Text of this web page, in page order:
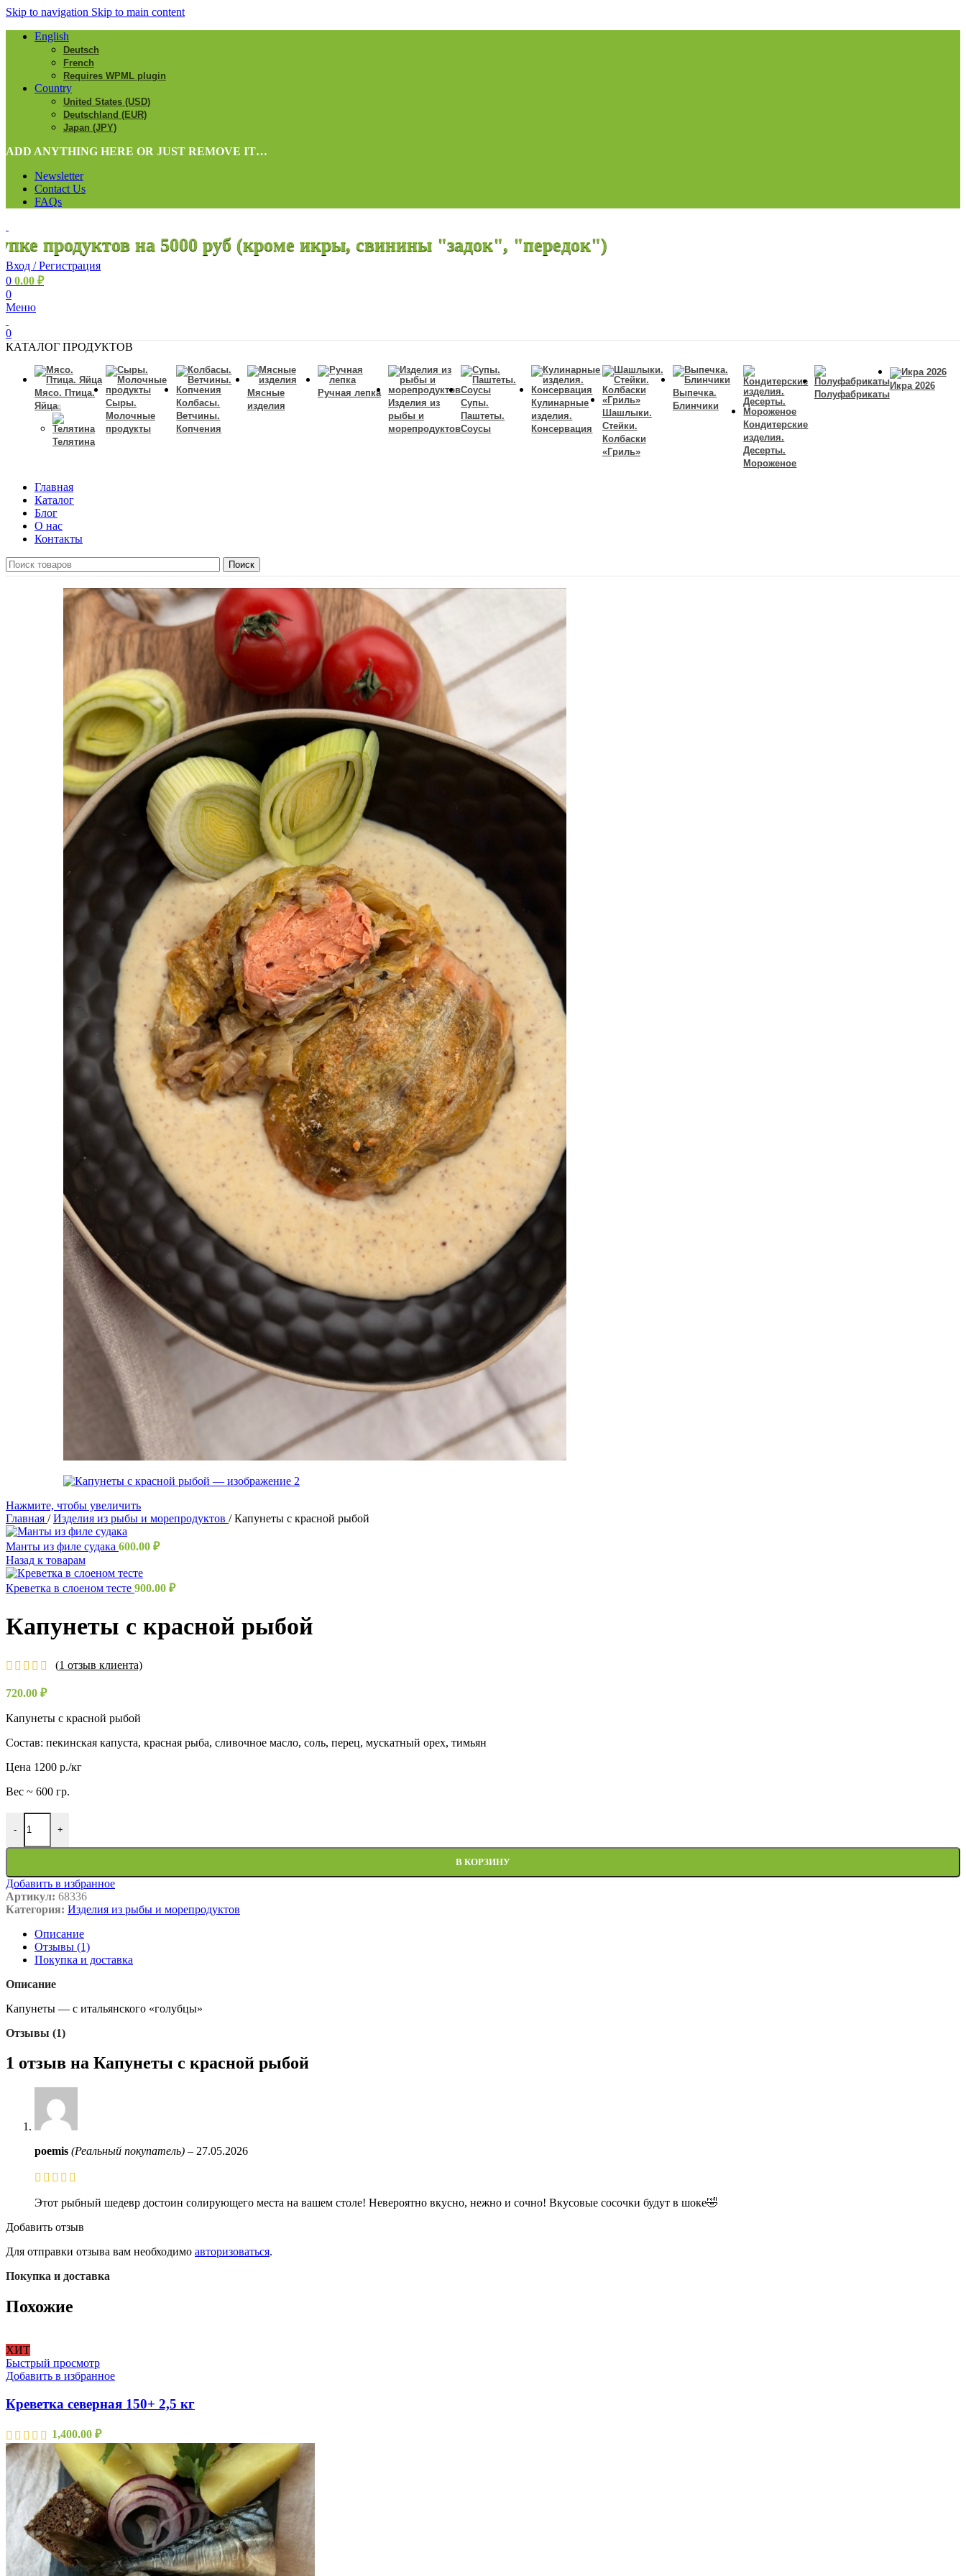
Skip to navigation Skip to main content
English
Deutsch
French
Requires WPML plugin
Country
United States (USD)
Deutschland (EUR)
Japan (JPY)
ADD ANYTHING HERE OR JUST REMOVE IT…
Newsletter
Contact Us
FAQs
на 5000 руб (кроме икры, свинины "задок", "передок")
Вход / Регистрация
0 0.00 ₽
0
Меню
0
КАТАЛОГ ПРОДУКТОВ
Мясо. Птица.
Яйца
Телятина
Сыры.
Молочные
продукты
Колбасы.
Ветчины.
Копчения
Мясные
изделия
Ручная лепка
Изделия из
рыбы и
морепродуктов
Супы.
Паштеты.
Соусы
Кулинарные
изделия.
Консервация
Шашлыки.
Стейки.
Колбаски
«Гриль»
Выпечка.
Блинчики
Кондитерские
изделия.
Десерты.
Мороженое
Полуфабрикаты
Икра 2026
Главная
Каталог
Блог
О нас
Контакты
Поиск
Нажмите, чтобы увеличить
Главная / Изделия из рыбы и морепродуктов / Капунеты с красной рыбой
Манты из филе судака 600.00 ₽
Назад к товарам
Креветка в слоеном тесте 900.00 ₽
Капунеты с красной рыбой
(1 отзыв клиента)
720.00 ₽
Капунеты с красной рыбой
Состав: пекинская капуста, красная рыба, сливочное масло, соль, перец, мускатный орех, тимьян
Цена 1200 р./кг
Вес ~ 600 гр.
-
Количество товара Капунеты с красной рыбой
+
В КОРЗИНУ
Добавить в избранное
Артикул: 68336
Категория: Изделия из рыбы и морепродуктов
Описание
Отзывы (1)
Покупка и доставка
Описание
Капунеты — с итальянского «голубцы»
Отзывы (1)
1 отзыв на Капунеты с красной рыбой
poemis (Реальный покупатель) – 27.05.2026
Этот рыбный шедевр достоин солирующего места на вашем столе! Невероятно вкусно, нежно и сочно! Вкусовые сосочки будут в шоке🤣
Добавить отзыв
Для отправки отзыва вам необходимо авторизоваться.
Покупка и доставка
Похожие
ХИТ
Быстрый просмотр
Добавить в избранное
Креветка северная 150+ 2,5 кг
1,400.00 ₽